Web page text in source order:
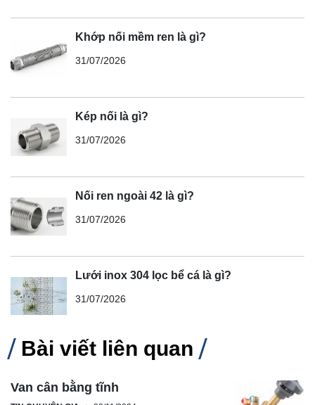
Khớp nối mềm ren là gì?
31/07/2026
Kép nối là gì?
31/07/2026
Nối ren ngoài 42 là gì?
31/07/2026
Lưới inox 304 lọc bể cá là gì?
31/07/2026
Bài viết liên quan
Van cân bằng tĩnh